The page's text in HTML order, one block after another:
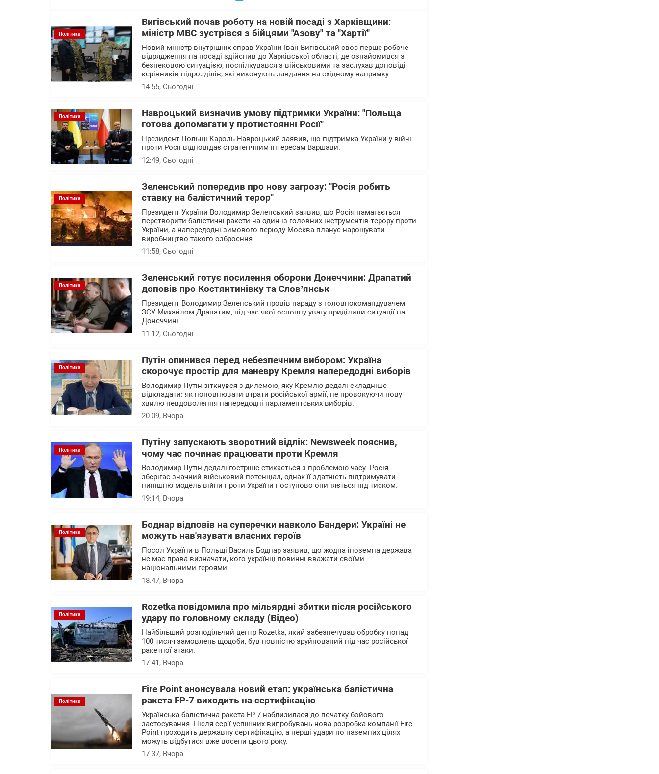
Політика
Вигівський почав роботу на новій посаді з Харківщини:
міністр МВС зустрівся з бійцями "Азову" та "Хартії"
Новий міністр внутрішніх справ України Іван Вигівський своє перше робоче
відрядження на посаді здійснив до Харківської області, де ознайомився з
безпековою ситуацією, поспілкувався з військовими та заслухав доповіді
керівників підрозділів, які виконують завдання на східному напрямку.
14:55, Сьогодні
Політика
Навроцький визначив умову підтримки України: "Польща
готова допомагати у протистоянні Росії"
Президент Польщі Кароль Навроцький заявив, що підтримка України у війні
проти Росії відповідає стратегічним інтересам Варшави.
12:49, Сьогодні
Політика
Зеленський попередив про нову загрозу: "Росія робить
ставку на балістичний терор"
Президент України Володимир Зеленський заявив, що Росія намагається
перетворити балістичні ракети на один із головних інструментів терору проти
України, а напередодні зимового періоду Москва планує нарощувати
виробництво такого озброєння.
11:58, Сьогодні
Політика
Зеленський готує посилення оборони Донеччини: Драпатий
доповів про Костянтинівку та Слов’янськ
Президент Володимир Зеленський провів нараду з головнокомандувачем
ЗСУ Михайлом Драпатим, під час якої основну увагу приділили ситуації на
Донеччині.
11:12, Сьогодні
Політика
Путін опинився перед небезпечним вибором: Україна
скорочує простір для маневру Кремля напередодні виборів
Володимир Путін зіткнувся з дилемою, яку Кремлю дедалі складніше
відкладати: як поповнювати втрати російської армії, не провокуючи нову
хвилю невдоволення напередодні парламентських виборів.
20:09, Вчора
Політика
Путіну запускають зворотний відлік: Newsweek пояснив,
чому час починає працювати проти Кремля
Володимир Путін дедалі гостріше стикається з проблемою часу: Росія
зберігає значний військовий потенціал, однак її здатність підтримувати
нинішню модель війни проти України поступово опиняється під тиском.
19:14, Вчора
Політика
Боднар відповів на суперечки навколо Бандери: Україні не
можуть нав'язувати власних героїв
Посол України в Польщі Василь Боднар заявив, що жодна іноземна держава
не має права визначати, кого українці повинні вважати своїми
національними героями.
18:47, Вчора
Політика
Rozetka повідомила про мільярдні збитки після російського
удару по головному складу (Відео)
Найбільший розподільчий центр Rozetka, який забезпечував обробку понад
100 тисяч замовлень щодоби, був повністю зруйнований під час російської
ракетної атаки.
17:41, Вчора
Політика
Fire Point анонсувала новий етап: українська балістична
ракета FP-7 виходить на сертифікацію
Українська балістична ракета FP-7 наблизилася до початку бойового
застосування. Після серії успішних випробувань нова розробка компанії Fire
Point проходить державну сертифікацію, а перші удари по наземних цілях
можуть відбутися вже восени цього року.
17:37, Вчора